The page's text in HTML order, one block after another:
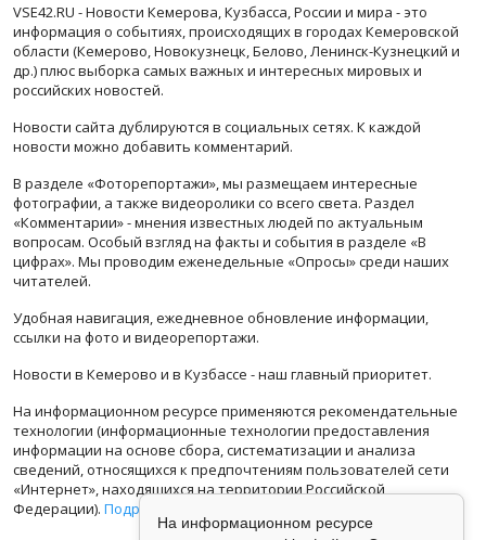
VSE42.RU - Новости Кемерова, Кузбасса, России и мира - это
информация о событиях, происходящих в городах Кемеровской
области (Кемерово, Новокузнецк, Белово, Ленинск-Кузнецкий и
др.) плюс выборка самых важных и интересных мировых и
российских новостей.
Новости сайта дублируются в социальных сетях. К каждой
новости можно добавить комментарий.
В разделе «Фоторепортажи», мы размещаем интересные
фотографии, а также видеоролики со всего света. Раздел
«Комментарии» - мнения известных людей по актуальным
вопросам. Особый взгляд на факты и события в разделе «В
цифрах». Мы проводим еженедельные «Опросы» среди наших
читателей.
Удобная навигация, ежедневное обновление информации,
ссылки на фото и видеорепортажи.
Новости в Кемерово и в Кузбассе - наш главный приоритет.
На информационном ресурсе применяются рекомендательные
технологии (информационные технологии предоставления
информации на основе сбора, систематизации и анализа
сведений, относящихся к предпочтениям пользователей сети
«Интернет», находящихся на территории Российской
Федерации). Подробная информация
На информационном ресурсе